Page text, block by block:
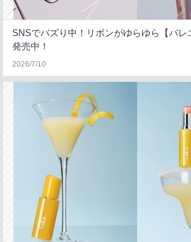
SNSでバズり中！リボンがゆらゆら【バレ
発売中！
2026/7/10